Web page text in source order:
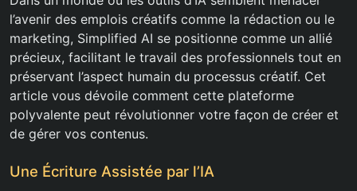
l’avenir des emplois créatifs comme la rédaction ou le
marketing, Simplified AI se positionne comme un allié
précieux, facilitant le travail des professionnels tout en
préservant l’aspect humain du processus créatif. Cet
article vous dévoile comment cette plateforme
polyvalente peut révolutionner votre façon de créer et
de gérer vos contenus.
Une Écriture Assistée par l’IA